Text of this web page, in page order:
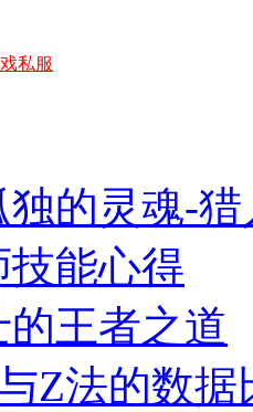
私服
的灵魂-
能心得
王者之道
Z法的数据